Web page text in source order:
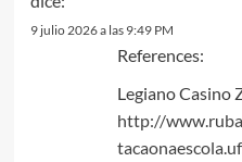
9 julio 2026 a las 9:49 PM
References:
Legiano Casino
http://